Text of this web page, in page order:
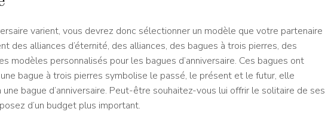
varient, vous devrez donc sélectionner un modèle que votre partenaire
des alliances d’éternité, des alliances, des bagues à trois pierres, des
modèles personnalisés pour les bagues d’anniversaire. Ces bagues ont
bague à trois pierres symbolise le passé, le présent et le futur, elle
bague d’anniversaire. Peut-être souhaitez-vous lui offrir le solitaire de ses
d’un budget plus important.